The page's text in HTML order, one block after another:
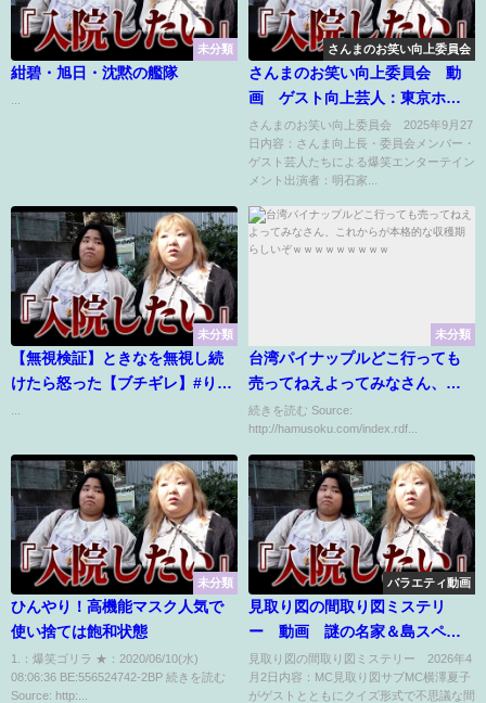
未分類
紺碧・旭日・沈黙の艦隊
さんまのお笑い向上委員会
さんまのお笑い向上委員会 動
画 ゲスト向上芸人：東京ホテ
イソン 9月27日
さんまのお笑い向上委員会 2025年9月27
日内容：さんま向上長・委員会メンバー・
ゲスト芸人たちによる爆笑エンターテイン
メント出演者：明石家...
未分類
【無視検証】ときなを無視し続
けたら怒った【ブチギレ】#りん
未分類
台湾パイナップルどこ行っても
売ってねえよってみなさん、こ
れからが本格的な収穫期らしい
ぞｗｗｗｗｗｗｗｗｗ
続きを読む Source:
http://hamusoku.com/index.rdf...
未分類
ひんやり！高機能マスク人気で
使い捨ては飽和状態
1.：爆笑ゴリラ ★：2020/06/10(水)
08:06:36 BE:556524742-2BP 続きを読む
Source: http:...
バラエティ動画
見取り図の間取り図ミステリ
ー 動画 謎の名家＆島スペシ
ャル 4月2日
見取り図の間取り図ミステリー 2026年4
月2日内容：MC見取り図サブMC横澤夏子
がゲストとともにクイズ形式で不思議な間